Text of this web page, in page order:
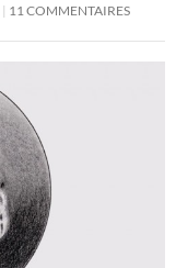
11 COMMENTAIRES